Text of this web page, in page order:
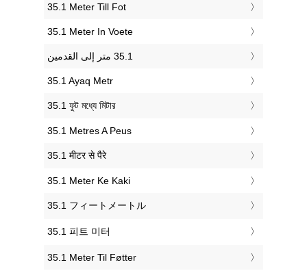
‎35.1 Meter Till Fot
‎35.1 Meter In Voete
‎35.1 Ayaq Metr
‎35.1 ফুট মধ্যে মিটার
‎35.1 Metres A Peus
‎35.1 मीटर से पैरे
‎35.1 Meter Ke Kaki
‎35.1 フィートメートル
‎35.1 피트 미터
‎35.1 Meter Til Føtter